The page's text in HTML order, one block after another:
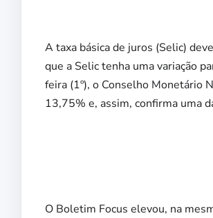
A taxa básica de juros (Selic)
que a Selic tenha uma variação
feira (1º), o Conselho Monetário
13,75% e, assim, confirma uma
O Boletim Focus elevou, na